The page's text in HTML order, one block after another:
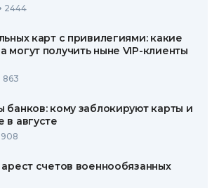
2444
карт с привилегиями: какие
могут получить ныне VIP-клиенты
863
банков: кому заблокируют карты и
в августе
счетов военнообязанных